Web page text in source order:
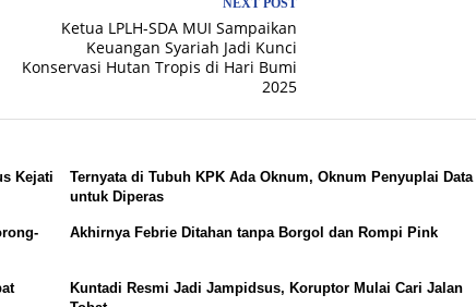
NEXT POST
Ketua LPLH-SDA MUI Sampaikan
Keuangan Syariah Jadi Kunci
Konservasi Hutan Tropis di Hari Bumi
2025
Kejati
Ternyata di Tubuh KPK Ada Oknum, Oknum Penyuplai Data
untuk Diperas
Akhirnya Febrie Ditahan tanpa Borgol dan Rompi Pink
Kuntadi Resmi Jadi Jampidsus, Koruptor Mulai Cari Jalan